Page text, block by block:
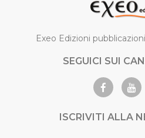
Exeo Edizioni
SEGUICI SUI
ISCRIVITI ALLA